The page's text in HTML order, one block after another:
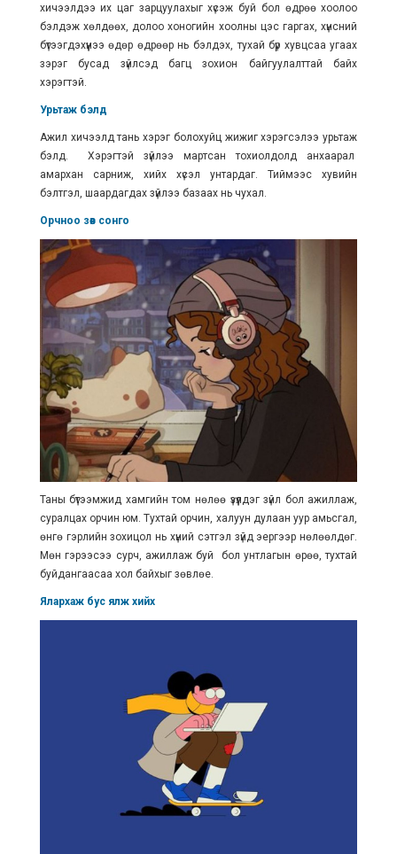
хичээлдээ их цаг зарцуулахыг хүсэж буй бол өдрөө хоолоо
бэлдэж хөлдөөх, долоо хоногийн хоолны цэс гаргах, хүнсний
бүтээгдэхүүнээ өдөр өдрөөр нь бэлдэх, тухай бүр хувцсаа угаах
зэрэг бусад зүйлсэд багц зохион байгуулалттай байх
хэрэгтэй.
Урьтаж бэлд
Ажил хичээлд тань хэрэг болохуйц жижиг хэрэгсэлээ урьтаж
бэлд. Хэрэгтэй зүйлээ мартсан тохиолдолд анхаарал
амархан сарниж, хийх хүсэл унтардаг. Тиймээс хувийн
бэлтгэл, шаардагдах зүйлээ базаах нь чухал.
Орчноо зөв сонго
Таны бүтээмжид хамгийн том нөлөө үзүүлдэг зүйл бол ажиллаж,
суралцах орчин юм. Тухтай орчин, халуун дулаан уур амьсгал,
өнгө гэрлийн зохицол нь хүний сэтгэл зүйд эергээр нөлөөлдөг.
Мөн гэрээсээ сурч, ажиллаж буй бол унтлагын өрөө, тухтай
буйдангаасаа хол байхыг зөвлөе.
Ялархаж бус ялж хийх